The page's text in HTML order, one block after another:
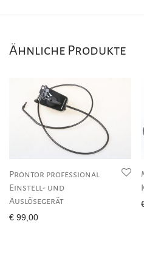
Ähnliche Produkte
Prontor professional
Einstell- und
Auslösegerät
€ 99,00